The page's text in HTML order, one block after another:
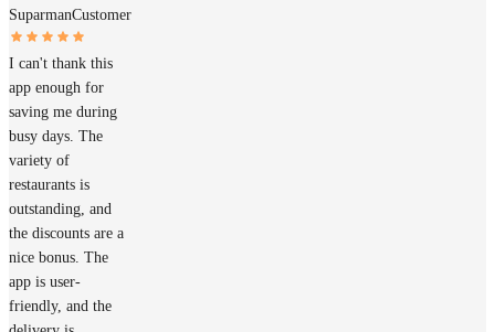
SuparmanCustomer
I can't thank this
app enough for
saving me during
busy days. The
variety of
restaurants is
outstanding, and
the discounts are a
nice bonus. The
app is user-
friendly, and the